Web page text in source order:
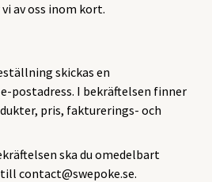
av oss inom kort.
skickas en
postadress. I bekräftelsen finner
pris, fakturerings- och
ska du omedelbart
till contact@swepoke.se.